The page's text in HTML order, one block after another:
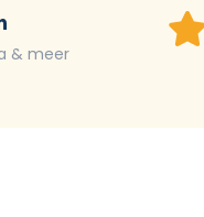
& meer